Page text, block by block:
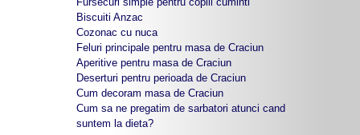
Biscuiti Anzac
Cozonac cu nuca
Feluri principale pentru masa de Craciun
Aperitive pentru masa de Craciun
Deserturi pentru perioada de Craciun
Cum decoram masa de Craciun
Cum sa ne pregatim de sarbatori atunci cand
suntem la dieta?